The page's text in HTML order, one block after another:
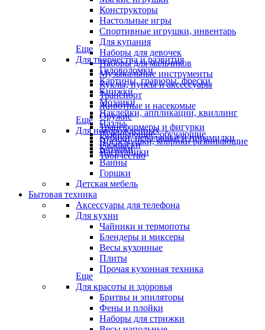
Конструкторы
Настольные игры
Спортивные игрушки, инвентарь
Для купания
Наборы для девочек
Наборы для мальчиков
Музыкальные инструменты
Куклы, пупсы и аксессуары
Транспорт
Животные и насекомые
Оружие
Трансформеры и фигурки
Кубики, неваляшки и пирамидки
Каталки
Еще
Для творчества и развития
Головоломки
Картины, гравюры, фрески
Книжки
Мозаики
Наклейки, аппликации, квиллинг
Пазлы
Развивающие, обучающие
Раскраски
Творчество
Еще
Для новорожденных
Погремушки, коврики развивающие
Нагрудники
Ванны
Горшки
Детская мебель
Бытовая техника
Аксессуары для телефона
Для кухни
Чайники и термопоты
Блендеры и миксеры
Весы кухонные
Плиты
Прочая кухонная техника
Еще
Для красоты и здоровья
Бритвы и эпиляторы
Фены и плойки
Наборы для стрижки